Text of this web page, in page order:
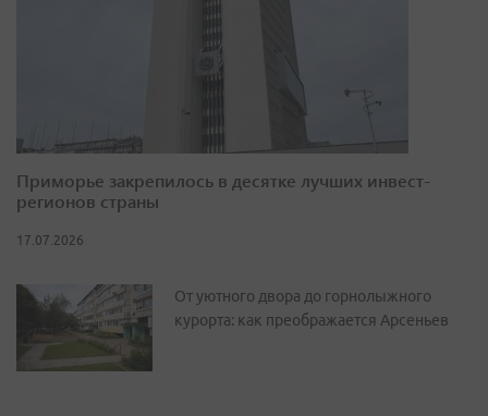
Приморье закрепилось в десятке лучших инвест-
регионов страны
17.07.2026
От уютного двора до горнолыжного
курорта: как преображается Арсеньев